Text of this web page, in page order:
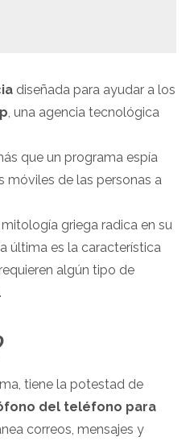
diseñada para ayudar a los
, una agencia tecnológica
que un programa espía
móviles de las personas a
griega radica en su
última es la característica
algún tipo de
tiene la potestad de
del teléfono para
correos, mensajes y